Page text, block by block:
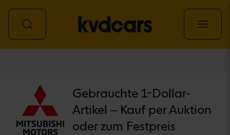
Gebrauchte 1-Dollar-
Artikel – Kauf per Auktion
oder zum Festpreis